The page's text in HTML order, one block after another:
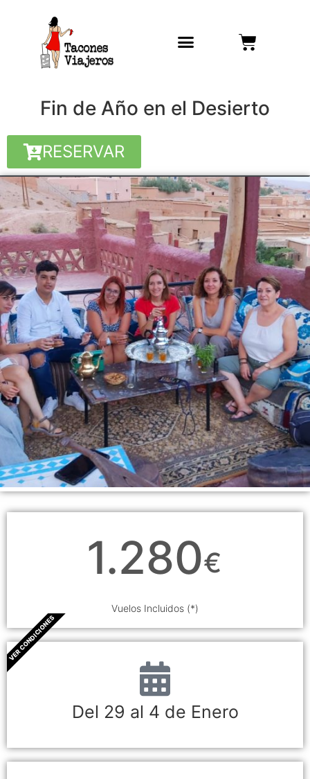
Fin de Año en el Desierto
RESERVAR
1.280€
Vuelos Incluidos (*)
VER CONDICIONES
Del 29 al 4 de Enero